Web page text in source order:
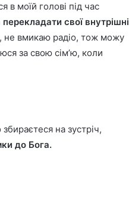
в моїй голові під час
свої внутрішні
не вмикаю радіо, тож можу
за свою сім’ю, коли
на зустріч,
до Бога.